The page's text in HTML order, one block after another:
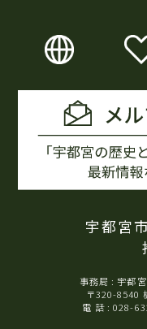
宇都宮
事務局 : 宇都
〒320-8540
電 話 : 028-